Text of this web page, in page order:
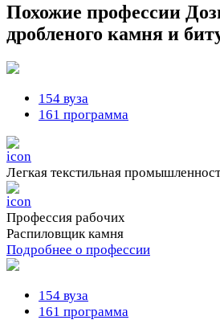
Похожие профессии
дробленого камня и
154 вуза
161 программа
Легкая текстильная
Профессия рабочих
Распиловщик камня
Подробнее о профессии
154 вуза
161 программа